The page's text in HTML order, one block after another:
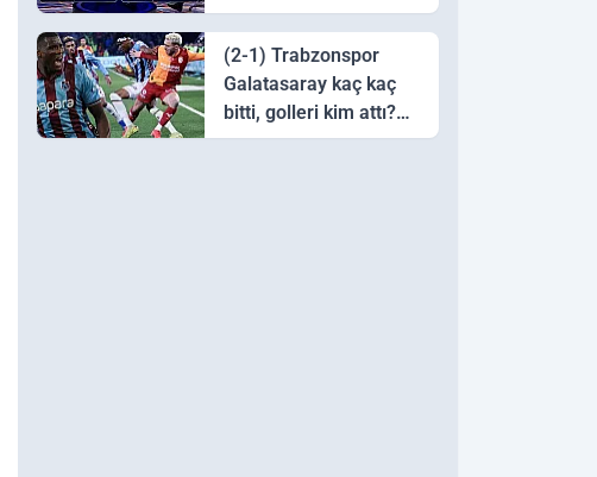
sazı çalarsa tingirdatır"
sözünü söyleyen halk
ozanı hangisidir?
(2-1) Trabzonspor
Galatasaray kaç kaç
bitti, golleri kim attı?
Trabzonspor